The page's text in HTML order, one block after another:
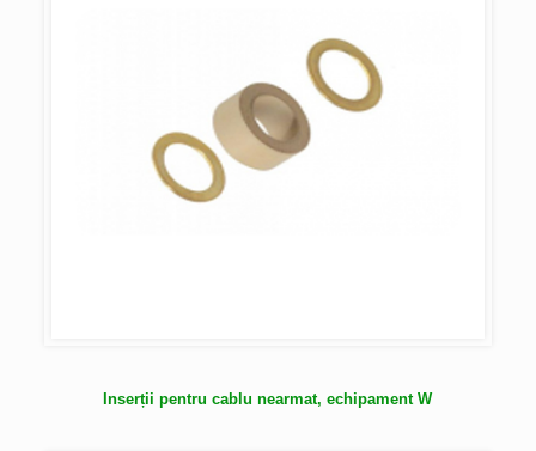
Inserții pentru cablu nearmat, echipament W